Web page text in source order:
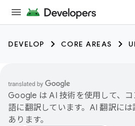
DEVELOP CORE AREAS UI
Google は AI 技術を使用して、
語に翻訳しています。AI 翻訳に
あります。